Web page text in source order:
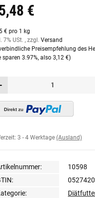
€
€ pro 1 kg
7% USt. , zzgl. Versand
Preisempfehlung des
sparen 3.97%, also 3,12 €)
3 - 4 Werktage (Ausland)
10598